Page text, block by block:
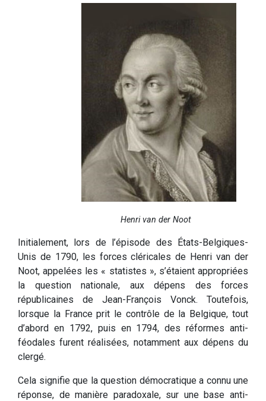
Henri van der Noot
Initialement, lors de l’épisode des États-Belgiques-
Unis de 1790, les forces cléricales de Henri van der
Noot, appelées les « statistes », s’étaient appropriées
la question nationale, aux dépens des forces
républicaines de Jean-François Vonck. Toutefois,
lorsque la France prit le contrôle de la Belgique, tout
d’abord en 1792, puis en 1794, des réformes anti-
féodales furent réalisées, notamment aux dépens du
clergé.
Cela signifie que la question démocratique a connu une
réponse, de manière paradoxale, sur une base anti-